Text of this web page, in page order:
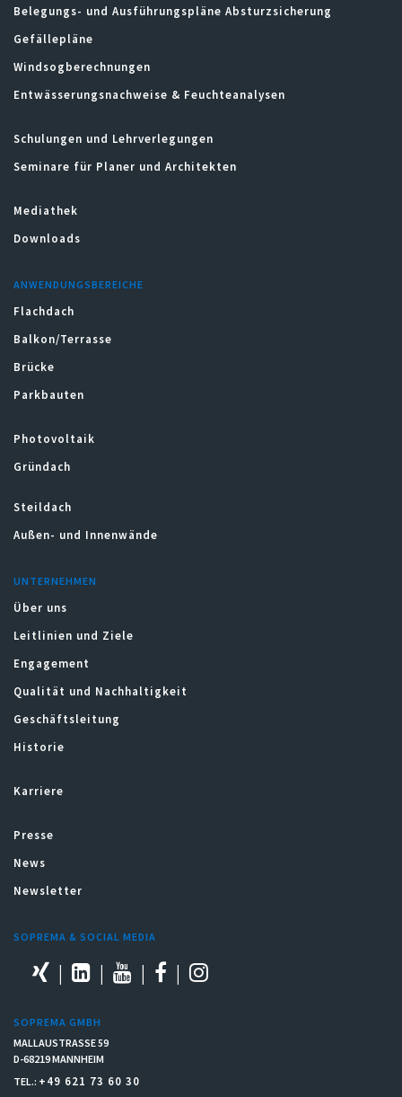
Belegungs- und Ausführungspläne Absturzsicherung
Gefällepläne
Windsogberechnungen
Entwässerungsnachweise & Feuchteanalysen
Schulungen und Lehrverlegungen
Seminare für Planer und Architekten
Mediathek
Downloads
ANWENDUNGSBEREICHE
Flachdach
Balkon/Terrasse
Brücke
Parkbauten
Photovoltaik
Gründach
Steildach
Außen- und Innenwände
UNTERNEHMEN
Über uns
Leitlinien und Ziele
Engagement
Qualität und Nachhaltigkeit
Geschäftsleitung
Historie
Karriere
Presse
News
Newsletter
SOPREMA & SOCIAL MEDIA
SOPREMA GMBH
MALLAUSTRASSE 59
D-68219 MANNHEIM
TEL.: +49 621 73 60 30